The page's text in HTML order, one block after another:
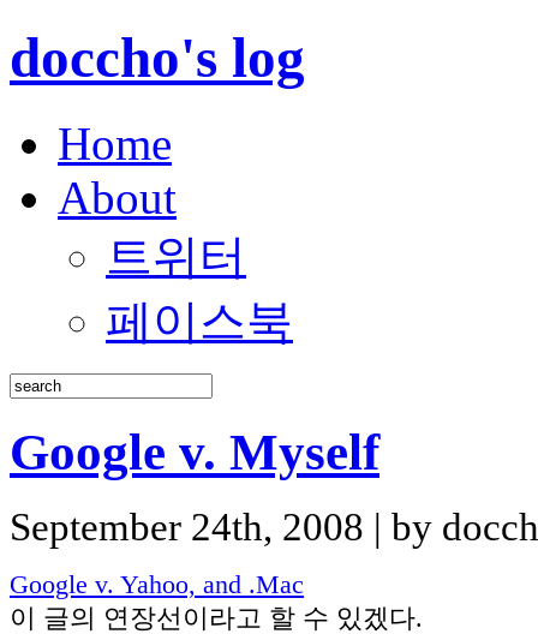
doccho's log
Home
About
트위터
페이스북
Google v. Myself
September 24th, 2008 | by
Google v. Yahoo, and .Mac
이 글의 연장선이라고 할 수 있겠다.